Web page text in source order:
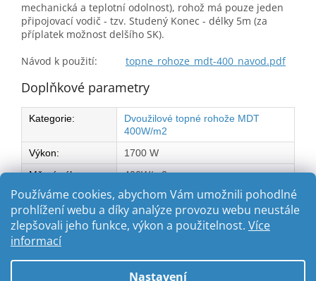
Používáme cookies, abychom Vám umožnili pohodlné
prohlížení webu a díky analýze provozu webu neustále
zlepšovali jeho funkce, výkon a použitelnost. Více
informací
Nastavení
mechanická a teplotní odolnost), rohož má pouze jeden
připojovací vodič - tzv. Studený Konec - délky 5m (za
příplatek možnost delšího SK).
Návod k použití:
topne_rohoze_mdt-400_navod.pdf
Doplňkové parametry
Kategorie:
Dvoužilové topné rohože MDT
400W/m2
Výkon:
1700 W
Měrný výkon na
m2:
400W/m2